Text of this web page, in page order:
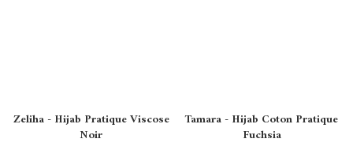
Zeliha - Hijab Pratique Viscose
Noir
Tamara - Hijab Coton Pratique
Fuchsia